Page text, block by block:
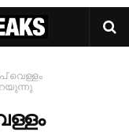
വെള്ളം